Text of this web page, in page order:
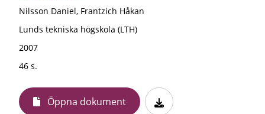
Nilsson Daniel, Frantzich Håkan
Lunds tekniska högskola (LTH)
2007
46 s.
Öppna dokument